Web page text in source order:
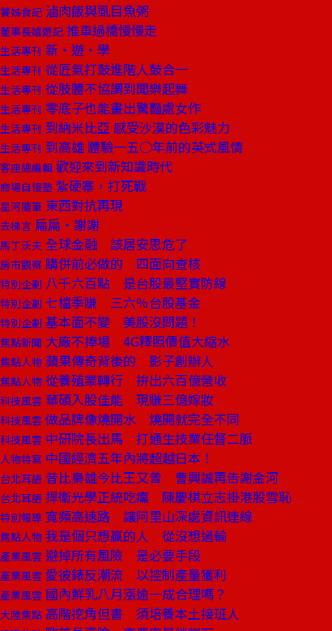
饕姊食記 滷肉飯與虱目魚粥
董事長嬉遊記 推車過橋慢慢走
生活專刊 新‧遊‧學
生活專刊 從匠氣打鼓進階人鼓合一
生活專刊 從肢體不協調到聞樂起舞
生活專刊 零底子也能畫出驚豔處女作
生活專刊 到納米比亞 感受沙漠的色彩魅力
生活專刊 到高雄 體驗一五○年前的英式風情
客座總編輯 歡迎來到新知識時代
商場自慢塾 紮硬寨，打死戰
星河隨筆 東西對抗再現
去梯言 扁扁‧謝謝
馬丁沃夫 全球金融 該居安思危了
房市觀察 購併前必做的 四面向查核
特別企劃 八千六百點 是台股最堅實防線
特別企劃 七檔季賺 三六％台股基金
特別企劃 基本面不變 美股沒問題！
焦點新聞 大廠不捧場 4G釋照價值大縮水
焦點人物 蘋果傳奇背後的 影子創辦人
焦點人物 從養殖業轉行 拚出六百億營收
科技風雲 華碩入股佳能 現賺三億嫁妝
科技風雲 做品牌像燒開水 燒開就完全不同
科技風雲 中研院長出馬 打通生技業任督二脈
人物特寫 中國經濟五年內將超越日本！
台北耳語 昔比梟雄今比王又曾 曹興誠再告謝金河
台北耳語 捍衛光學正統吃癟 陳慶棋立志掛港股雪恥
特別報導 寬頻高速路 讓阿里山深處資訊連線
焦點人物 我是個只想贏的人 從沒想過輸
產業風雲 避掉所有風險 是必要手段
產業風雲 愛彼錶反潮流 以控制產量獲利
產業風雲 國內鮮乳八月漲逾一成合理嗎？
大陸焦點 高階挖角但書 須培養本土接班人